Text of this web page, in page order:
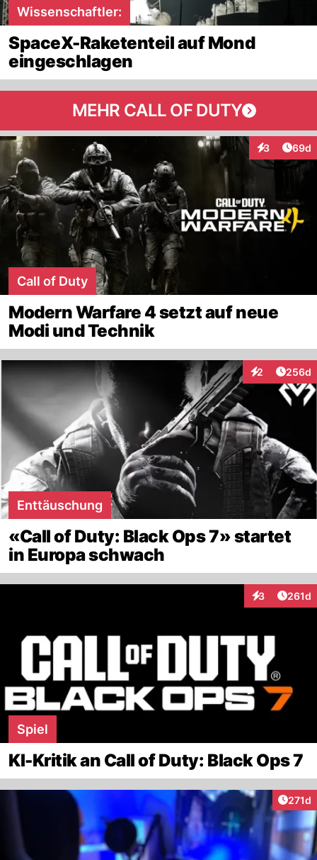
Wissenschaftler:
SpaceX-Raketenteil auf Mond
eingeschlagen
MEHR CALL OF DUTY
3
Interaktionen
69d
Call of Duty
Modern Warfare 4 setzt auf neue
Modi und Technik
2
Interaktionen
256d
Enttäuschung
«Call of Duty: Black Ops 7» startet
in Europa schwach
3
Interaktionen
261d
Spiel
KI-Kritik an Call of Duty: Black Ops 7
271d